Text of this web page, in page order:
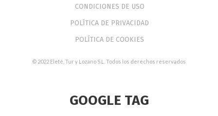
CONDICIONES DE USO
POLÍTICA DE PRIVACIDAD
POLÍTICA DE COOKIES
© 2022 Eleté, Tur y Lozano S.L. Todos los derechos reservados
GOOGLE TAG